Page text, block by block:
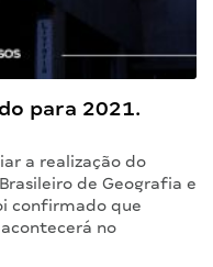
para 2021.
a realização do
de Geografia e
confirmado que
no